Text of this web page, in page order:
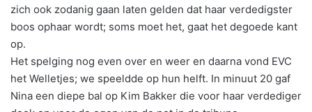
zich ook zodanig gaan laten gelden dat haar verdedigster
boos ophaar wordt; soms moet het, gaat het degoede kant
op.
Het spelging nog even over en weer en daarna vond EVC
het Welletjes; we speeldde op hun helft. In minuut 20 gaf
Nina een diepe bal op Kim Bakker die voor haar verdediger